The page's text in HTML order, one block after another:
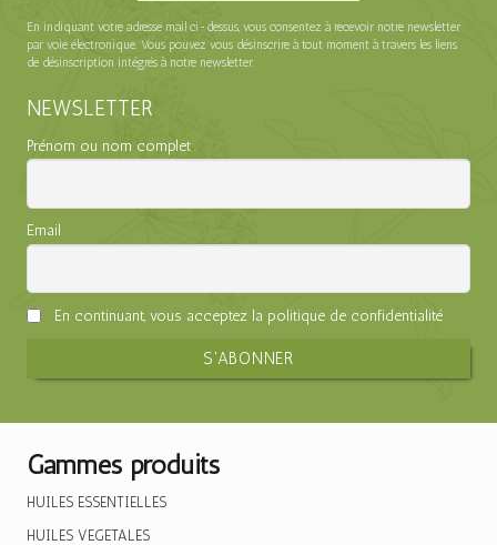
En indiquant votre adresse mail ci-dessus, vous consentez à recevoir notre newsletter
par voie électronique. Vous pouvez vous désinscrire à tout moment à travers les liens
de désinscription intégrés à notre newsletter.
NEWSLETTER
Prénom ou nom complet
Email
En continuant, vous acceptez la politique de confidentialité
Gammes produits
HUILES ESSENTIELLES
HUILES VEGETALES